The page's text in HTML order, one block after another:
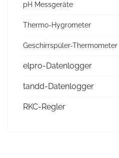
pH Messgeräte
Thermo-Hygrometer
Geschirrspüler-Thermometer
elpro-Datenlogger
tandd-Datenlogger
RKC-Regler